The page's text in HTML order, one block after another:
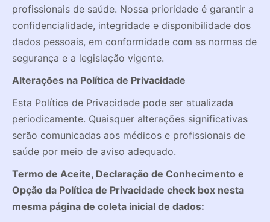
profissionais de saúde. Nossa prioridade é garantir a
confidencialidade, integridade e disponibilidade dos
dados pessoais, em conformidade com as normas de
segurança e a legislação vigente.
Alterações na Política de Privacidade
Esta Política de Privacidade pode ser atualizada
periodicamente. Quaisquer alterações significativas
serão comunicadas aos médicos e profissionais de
saúde por meio de aviso adequado.
Termo de Aceite, Declaração de Conhecimento e
Opção da Política de Privacidade check box nesta
mesma página de coleta inicial de dados: